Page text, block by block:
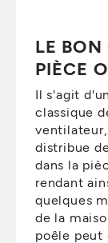
LE BON
PIÈCE
Il s'agit
classique
distribue
dans la
rendant
quelques
de la
poêle peut